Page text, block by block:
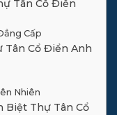
Tân Cổ Điển
Cấp
Tân Cổ Điển Anh
Nhiên
Biệt Thự Tân Cổ